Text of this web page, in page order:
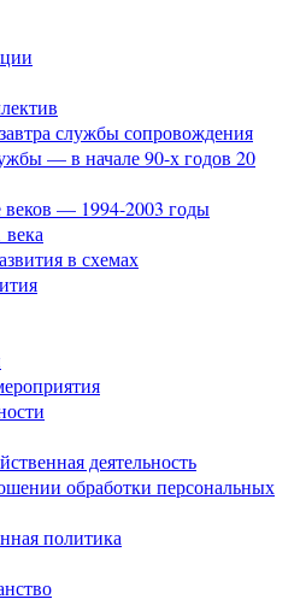
службы сопровождения
— в начале 90-х годов 20
— 1994-2003 годы
в схемах
деятельность
обработки персональных
политика